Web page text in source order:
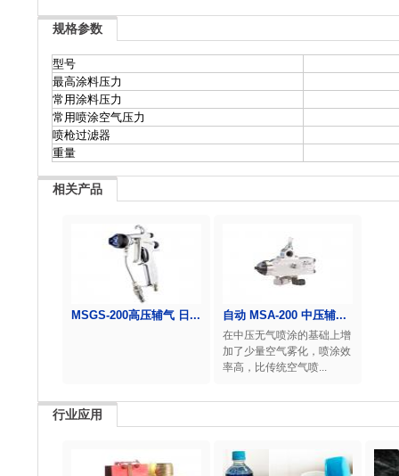
规格参数
型号
最高涂料压力
常用涂料压力
常用喷涂空气压力
喷枪过滤器
重量
相关产品
MSGS-200高压辅气 日... 自动 MSA-200 中压辅...
在中压无气喷涂的基础上增
加了少量空气雾化，喷涂效
率高，比传统空气喷...
行业应用